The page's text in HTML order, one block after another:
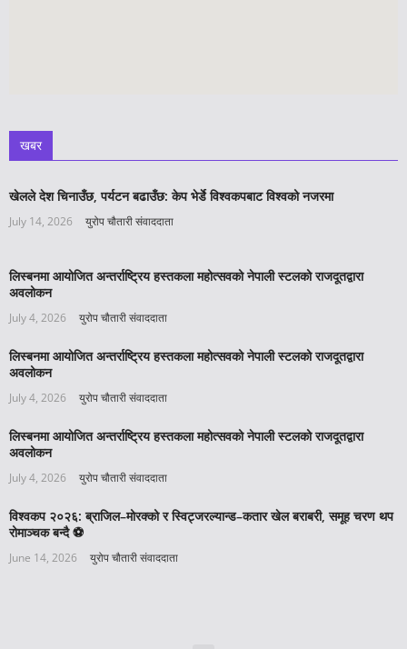
खबर
खेलले देश चिनाउँछ, पर्यटन बढाउँछ: केप भेर्डे विश्वकपबाट विश्वको नजरमा
July 14, 2026 युरोप चौतारी संवाददाता
लिस्बनमा आयोजित अन्तर्राष्ट्रिय हस्तकला महोत्सवको नेपाली स्टलको राजदूतद्वारा
अवलोकन
July 4, 2026 युरोप चौतारी संवाददाता
लिस्बनमा आयोजित अन्तर्राष्ट्रिय हस्तकला महोत्सवको नेपाली स्टलको राजदूतद्वारा
अवलोकन
July 4, 2026 युरोप चौतारी संवाददाता
लिस्बनमा आयोजित अन्तर्राष्ट्रिय हस्तकला महोत्सवको नेपाली स्टलको राजदूतद्वारा
अवलोकन
July 4, 2026 युरोप चौतारी संवाददाता
विश्वकप २०२६: ब्राजिल–मोरक्को र स्विट्जरल्यान्ड–कतार खेल बराबरी, समूह चरण थप
रोमाञ्चक बन्दै ⚽️
June 14, 2026 युरोप चौतारी संवाददाता